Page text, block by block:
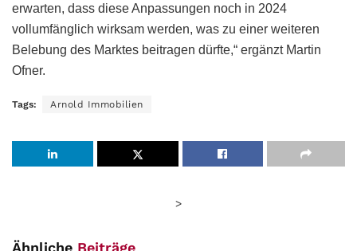
erwarten, dass diese Anpassungen noch in 2024
vollumfänglich wirksam werden, was zu einer weiteren
Belebung des Marktes beitragen dürfte,“ ergänzt Martin
Ofner.
Tags: Arnold Immobilien
>
Ähnliche Beiträge